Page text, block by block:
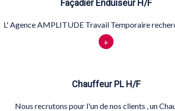
Façadier Enduiseur H/F
L' Agence AMPLITUDE Travail Temporaire
+
Chauffeur PL H/F
Nous recrutons pour l'un de nos clients , un